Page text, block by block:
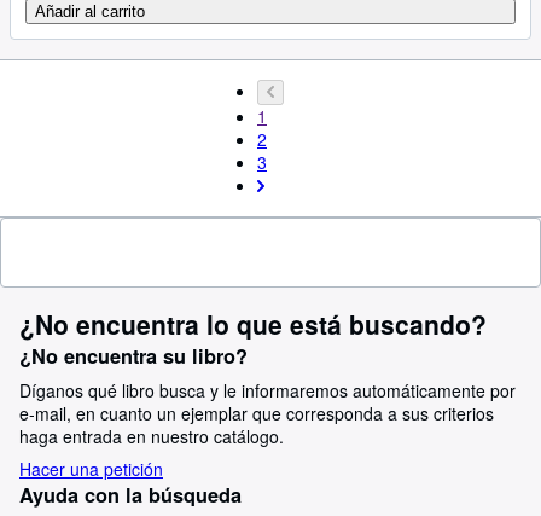
Añadir al carrito
1
2
3
¿No encuentra lo que está buscando?
¿No encuentra su libro?
Díganos qué libro busca y le informaremos automáticamente por
e-mail, en cuanto un ejemplar que corresponda a sus criterios
haga entrada en nuestro catálogo.
Hacer una petición
Ayuda con la búsqueda